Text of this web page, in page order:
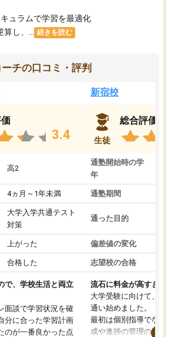
ュラムで学習を最適化
し、...
続きを読む
チの口コミ・評判
3.4
高2
4ヵ月～1年未満
大学入学共通テスト
対策
上がった
合格した
で、学校生活と両立
面談で学習状況を確
分に合った学習計画
のが一番良かった点
新宿校
生徒
総合評価
通塾開始時の学
年
通塾期間
通った目的
偏差値の変化
志望校の合格
流石に料金が高すぎる
大学受験に向けて、高2
通い始めました。
最初は個別指導でなく、
成や進捗の管理のみのコ